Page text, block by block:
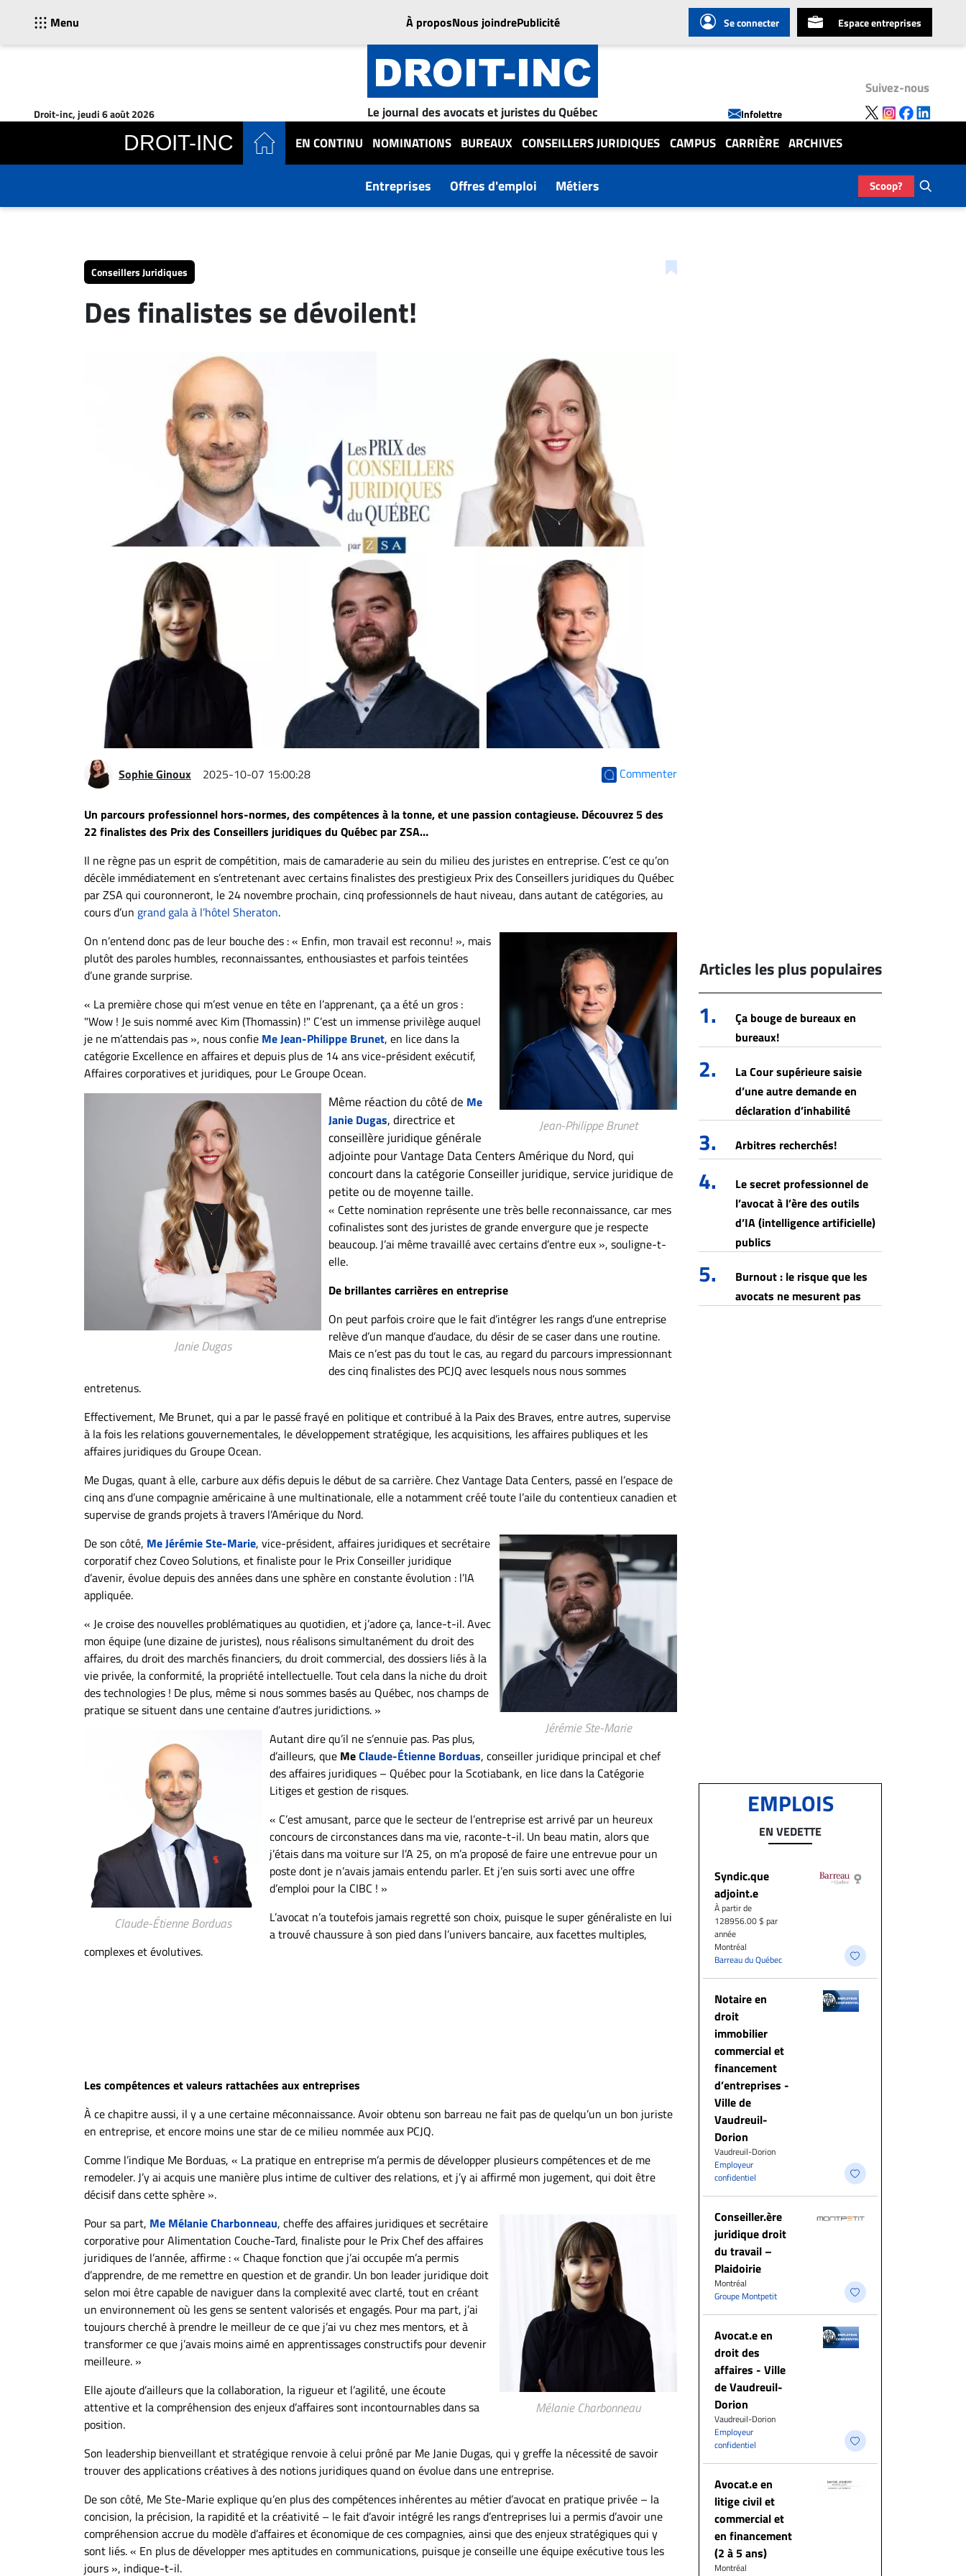
Menu À proposNous joindrePublicité Se connecter Espace entreprises
Droit-inc, jeudi 6 août 2026 Le journal des avocats et juristes du Québec Infolettre
Suivez-nous
DROIT-INC EN CONTINU NOMINATIONS BUREAUX CONSEILLERS JURIDIQUES CAMPUS CARRIÈRE ARCHIVES
Entreprises Offres d'emploi Métiers Scoop?
En
Nominations
Conseillers
CARRIÈRE
Solutions de
TROUVEZ-
confidentialité
Conseillers Juridiques
Des finalistes se dévoilent!
Sophie Ginoux 2025-10-07 15:00:28 Commenter
Un parcours professionnel hors-normes, des compétences à la tonne, et une passion contagieuse. Découvrez 5 des
22 finalistes des Prix des Conseillers juridiques du Québec par ZSA…
Il ne règne pas un esprit de compétition, mais de camaraderie au sein du milieu des juristes en entreprise. C’est ce qu’on
décèle immédiatement en s’entretenant avec certains finalistes des prestigieux Prix des Conseillers juridiques du Québec
par ZSA qui couronneront, le 24 novembre prochain, cinq professionnels de haut niveau, dans autant de catégories, au
cours d’un grand gala à l’hôtel Sheraton.
Jean-Philippe Brunet
On n’entend donc pas de leur bouche des : « Enfin, mon travail est reconnu! », mais
plutôt des paroles humbles, reconnaissantes, enthousiastes et parfois teintées
d’une grande surprise.
« La première chose qui m’est venue en tête en l’apprenant, ça a été un gros :
"Wow ! Je suis nommé avec Kim (Thomassin) !" C’est un immense privilège auquel
je ne m’attendais pas », nous confie Me Jean-Philippe Brunet, en lice dans la
catégorie Excellence en affaires et depuis plus de 14 ans vice-président exécutif,
Affaires corporatives et juridiques, pour Le Groupe Ocean.
Janie Dugas
Même réaction du côté de Me
Janie Dugas, directrice et
conseillère juridique générale
adjointe pour Vantage Data Centers Amérique du Nord, qui
concourt dans la catégorie Conseiller juridique, service juridique de
petite ou de moyenne taille.
« Cette nomination représente une très belle reconnaissance, car mes
cofinalistes sont des juristes de grande envergure que je respecte
beaucoup. J’ai même travaillé avec certains d’entre eux », souligne-t-
elle.
De brillantes carrières en entreprise
On peut parfois croire que le fait d’intégrer les rangs d’une entreprise
relève d’un manque d’audace, du désir de se caser dans une routine.
Mais ce n’est pas du tout le cas, au regard du parcours impressionnant
des cinq finalistes des PCJQ avec lesquels nous nous sommes
entretenus.
Effectivement, Me Brunet, qui a par le passé frayé en politique et contribué à la Paix des Braves, entre autres, supervise
à la fois les relations gouvernementales, le développement stratégique, les acquisitions, les affaires publiques et les
affaires juridiques du Groupe Ocean.
Me Dugas, quant à elle, carbure aux défis depuis le début de sa carrière. Chez Vantage Data Centers, passé en l’espace de
cinq ans d’une compagnie américaine à une multinationale, elle a notamment créé toute l’aile du contentieux canadien et
supervise de grands projets à travers l’Amérique du Nord.
Jérémie Ste-Marie
De son côté, Me Jérémie Ste-Marie, vice-président, affaires juridiques et secrétaire
corporatif chez Coveo Solutions, et finaliste pour le Prix Conseiller juridique
d’avenir, évolue depuis des années dans une sphère en constante évolution : l’IA
appliquée.
« Je croise des nouvelles problématiques au quotidien, et j’adore ça, lance-t-il. Avec
mon équipe (une dizaine de juristes), nous réalisons simultanément du droit des
affaires, du droit des marchés financiers, du droit commercial, des dossiers liés à la
vie privée, la conformité, la propriété intellectuelle. Tout cela dans la niche du droit
des technologies ! De plus, même si nous sommes basés au Québec, nos champs de
pratique se situent dans une centaine d’autres juridictions. »
Claude-Étienne Borduas
Autant dire qu’il ne s’ennuie pas. Pas plus,
d’ailleurs, que MeClaude-Étienne Borduas, conseiller juridique principal et chef
des affaires juridiques – Québec pour la Scotiabank, en lice dans la Catégorie
Litiges et gestion de risques.
« C’est amusant, parce que le secteur de l’entreprise est arrivé par un heureux
concours de circonstances dans ma vie, raconte-t-il. Un beau matin, alors que
j’étais dans ma voiture sur l’A 25, on m’a proposé de faire une entrevue pour un
poste dont je n’avais jamais entendu parler. Et j’en suis sorti avec une offre
d’emploi pour la CIBC ! »
L’avocat n’a toutefois jamais regretté son choix, puisque le super généraliste en lui
a trouvé chaussure à son pied dans l’univers bancaire, aux facettes multiples,
complexes et évolutives.
Les compétences et valeurs rattachées aux entreprises
À ce chapitre aussi, il y a une certaine méconnaissance. Avoir obtenu son barreau ne fait pas de quelqu’un un bon juriste
en entreprise, et encore moins une star de ce milieu nommée aux PCJQ.
Comme l’indique Me Borduas, « La pratique en entreprise m’a permis de développer plusieurs compétences et de me
remodeler. J’y ai acquis une manière plus intime de cultiver des relations, et j’y ai affirmé mon jugement, qui doit être
décisif dans cette sphère ».
Mélanie Charbonneau
Pour sa part, Me Mélanie Charbonneau, cheffe des affaires juridiques et secrétaire
corporative pour Alimentation Couche-Tard, finaliste pour le Prix Chef des affaires
juridiques de l’année, affirme : « Chaque fonction que j’ai occupée m’a permis
d’apprendre, de me remettre en question et de grandir. Un bon leader juridique doit
selon moi être capable de naviguer dans la complexité avec clarté, tout en créant
un environnement où les gens se sentent valorisés et engagés. Pour ma part, j’ai
toujours cherché à prendre le meilleur de ce que j’ai vu chez mes mentors, et à
transformer ce que j’avais moins aimé en apprentissages constructifs pour devenir
meilleure. »
Elle ajoute d’ailleurs que la collaboration, la rigueur et l’agilité, une écoute
attentive et la compréhension des enjeux d’affaires sont incontournables dans sa
position.
Son leadership bienveillant et stratégique renvoie à celui prôné par Me Janie Dugas, qui y greffe la nécessité de savoir
trouver des applications créatives à des notions juridiques quand on évolue dans une entreprise.
De son côté, Me Ste-Marie explique qu’en plus des compétences inhérentes au métier d’avocat en pratique privée – la
concision, la précision, la rapidité et la créativité – le fait d’avoir intégré les rangs d’entreprises lui a permis d’avoir une
compréhension accrue du modèle d’affaires et économique de ces compagnies, ainsi que des enjeux stratégiques qui y
sont liés. « En plus de développer mes aptitudes en communications, puisque je conseille une équipe exécutive tous les
jours », indique-t-il.
Articles les plus populaires
1.
Ça bouge de bureaux en
bureaux!
2.
La Cour supérieure saisie
d’une autre demande en
déclaration d’inhabilité
3. Arbitres recherchés!
4.
Le secret professionnel de
l’avocat à l’ère des outils
d’IA (intelligence artificielle)
publics
5.
Burnout : le risque que les
avocats ne mesurent pas
EMPLOIS
EN VEDETTE
Syndic.que
adjoint.e
À partir de
128956.00 $ par
année
Montréal
Barreau du Québec
Notaire en
droit
immobilier
commercial et
financement
d’entreprises -
Ville de
Vaudreuil-
Dorion
Vaudreuil-Dorion
Employeur
confidentiel
Conseiller.ère
juridique droit
du travail –
Plaidoirie
Montréal
Groupe Montpetit
Avocat.e en
droit des
affaires - Ville
de Vaudreuil-
Dorion
Vaudreuil-Dorion
Employeur
confidentiel
Avocat.e en
litige civil et
commercial et
en financement
(2 à 5 ans)
Montréal